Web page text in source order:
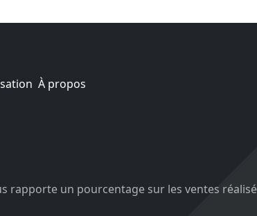
À propos
rapporte un pourcentage sur les ventes